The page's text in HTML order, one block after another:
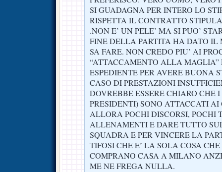
SI GUADAGNA PER INTERO LO
RISPETTA IL CONTRATTO
.NON E’ UN PELE’ MA SI PUO’
FINE DELLA PARTITA HA DATO IL
SA FARE. NON CREDO PIU’ AI
“ATTACCAMENTO ALLA MAGLIA”
ESPEDIENTE PER AVERE BUONA
CASO DI PRESTAZIONI
DOVREBBE ESSERE CHIARO CHE
PRESIDENTI) SONO ATTACCATI
ALLORA POCHI DISCORSI, POCHI
ALLENAMENTI E DARE TUTTO
SQUADRA E PER VINCERE LA
TIFOSI CHE E’ LA SOLA COSA
COMPRANO CASA A MILANO
ME NE FREGA NULLA.